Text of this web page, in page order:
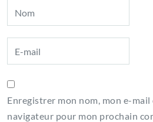
Enregistrer mon nom, mon e-
navigateur pour mon prochain